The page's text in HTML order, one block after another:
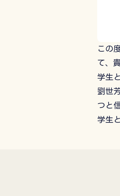
この
て、
学生
劉世
つと
学生